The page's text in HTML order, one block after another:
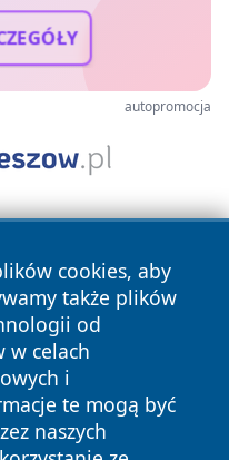
autopromocja
cookies, aby
także plików
od
w celach
i
te mogą być
naszych
prawa